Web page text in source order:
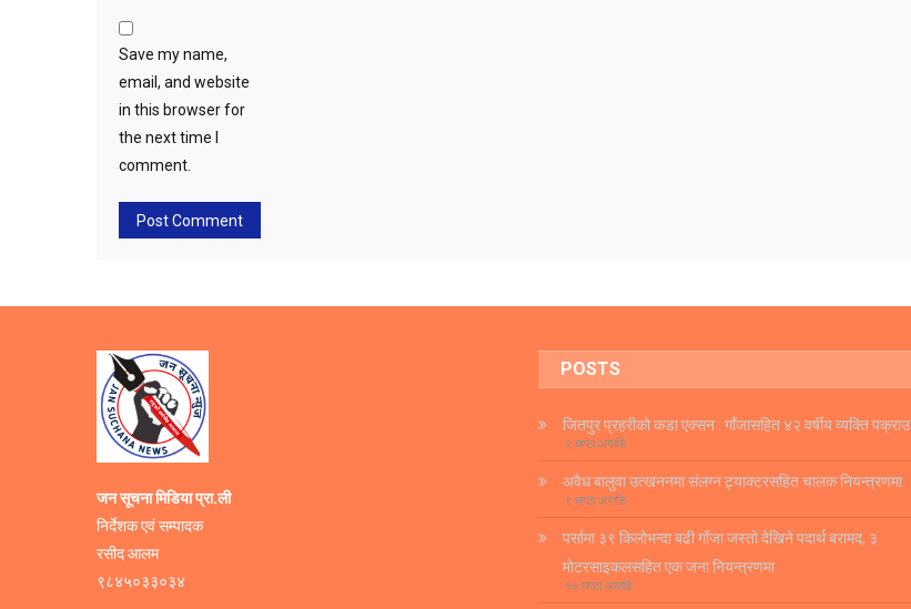
Save my name,
email, and website
in this browser for
the next time I
comment.
जन सूचना मिडिया प्रा.ली
निर्देशक एवं सम्पादक
रसीद आलम
९८४५०३३०३४
POSTS
जितपुर प्रहरीको कडा एक्सन : गाँजासहित ४२ वर्षीय व्यक्ति पक्राउ
२ घण्टा अगाडि
अवैध बालुवा उत्खननमा संलग्न ट्र्याक्टरसहित चालक नियन्त्रणमा
९ घण्टा अगाडि
पर्सामा ३९ किलोभन्दा बढी गाँजा जस्तो देखिने पदार्थ बरामद, ३
मोटरसाइकलसहित एक जना नियन्त्रणमा
१० घण्टा अगाडि